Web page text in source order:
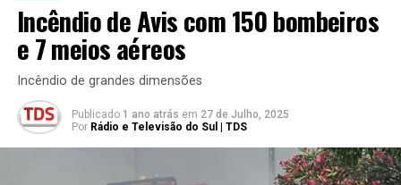
Incêndio de Avis com 150 bombeiros
e 7 meios aéreos
Incêndio de grandes dimensões
Publicado 1 ano atrás em 27 de Julho, 2025
Por Rádio e Televisão do Sul | TDS